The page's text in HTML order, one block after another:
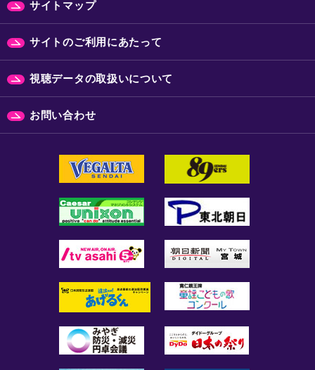
サイトマップ
サイトのご利用にあたって
視聴データの取扱いについて
お問い合わせ